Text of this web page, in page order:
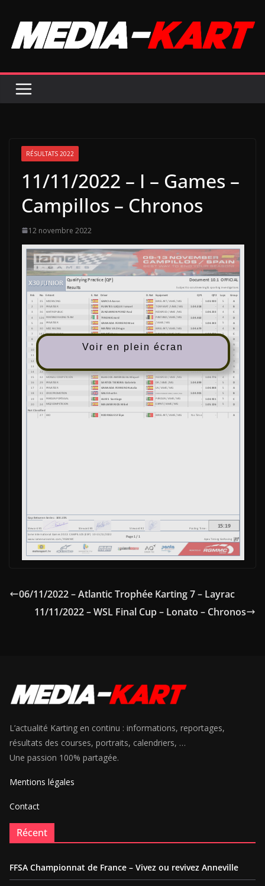
contenu
RÉSULTATS 2022
11/11/2022 – I – Games –
Campillos – Chronos
12 novembre 2022
Voir en plein écran
06/11/2022 – Atlantic Trophée Karting 7 – Layrac
11/11/2022 – WSL Final Cup – Lonato – Chronos
L’actualité Karting en continu : informations, reportages,
résultats des courses, portraits, calendriers, …
Une passion 100% partagée.
Mentions légales
Contact
Récent
FFSA Championnat de France – Vivez ou revivez Anneville